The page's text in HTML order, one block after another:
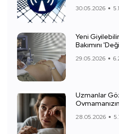
30.05.2026
Yeni
Bakımını
29.05.2026
Uzmanlar
28.05.2026